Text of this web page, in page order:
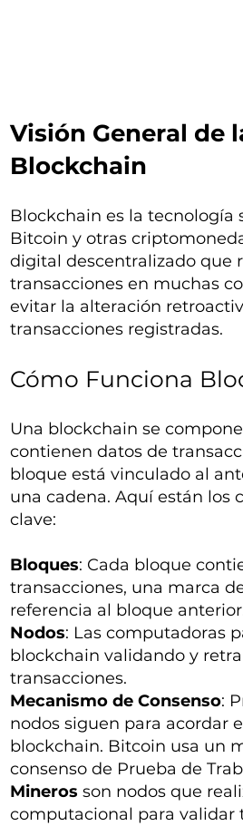
Visión General de
Blockchain
Blockchain es la tecnología
Bitcoin y otras
digital descentralizado que
transacciones en muchas
evitar la alteración
transacciones registradas.
Cómo Funciona
Una blockchain se
contienen datos de
bloque está vinculado al
una cadena. Aquí están los
clave:
Bloques: Cada bloque
transacciones, una marca
referencia al bloque
Nodos: Las computadoras
blockchain validando y
transacciones.
Mecanismo de Consenso:
nodos siguen para acordar
blockchain. Bitcoin usa un
consenso de Prueba de
Mineros son nodos que
computacional para validar